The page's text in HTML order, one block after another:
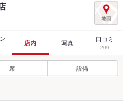
店内 写真 口コミ
209
席 設備